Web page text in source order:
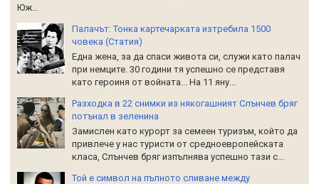
Юж...
Палачът: Тонка картечарката изтребила 1500
човека (Статия)
Една жена, за да спаси живота си, служи като палач
при немците. 30 години тя успешно се представя
като героиня от войната... На 11 яну...
Разходка в 22 снимки из някогашният Слънчев бряг
потънал в зеленина
Замислен като курорт за семеен туризъм, който да
привлече у нас туристи от средноевропейската
класа, Слънчев бряг изпълнява успешно тази с...
Той е символ на пълното сливане между